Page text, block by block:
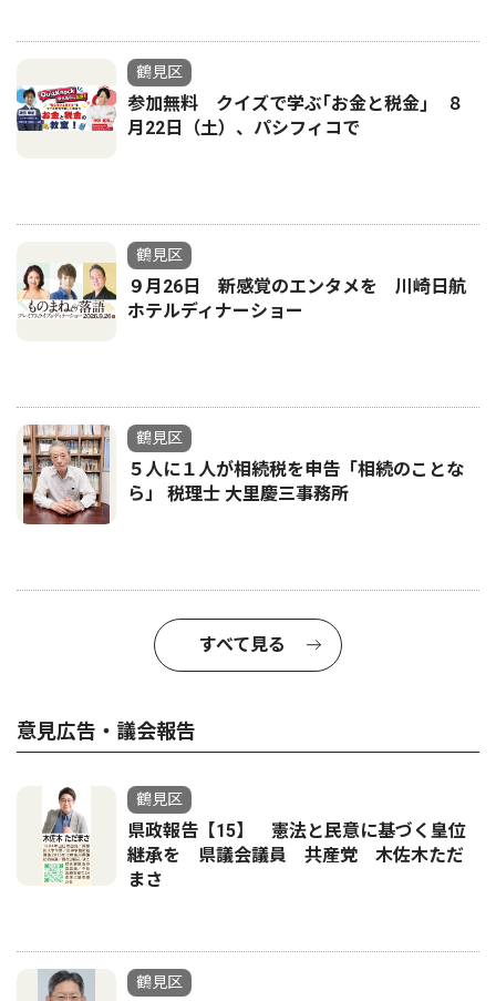
鶴見区
参加無料 クイズで学ぶ｢お金と税金｣ ８
月22日（土）、パシフィコで
鶴見区
９月26日 新感覚のエンタメを 川崎日航
ホテルディナーショー
鶴見区
５人に１人が相続税を申告「相続のことな
ら」 税理士 大里慶三事務所
すべて見る
意見広告・議会報告
鶴見区
県政報告【15】 憲法と民意に基づく皇位
継承を 県議会議員 共産党 木佐木ただ
まさ
鶴見区